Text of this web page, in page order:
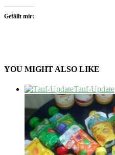
Gefällt mir:
YOU MIGHT ALSO LIKE
Tauf-Update